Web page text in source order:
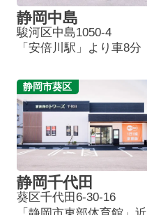
静岡中島
駿河区中島1050-4
「安倍川駅」より車8分
静岡市葵区
静岡千代田
葵区千代田6-30-16